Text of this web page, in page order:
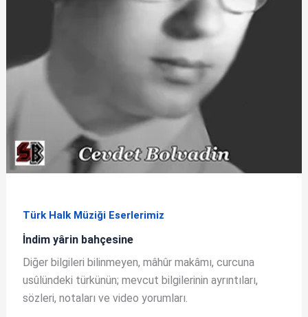
Türk Halk Müziği Eserlerimiz
İndim yârin bahçesine
Diğer bilgileri bilinmeyen, mâhûr makâmı, curcuna
usûlündeki türkünün; mevcut bilgilerinin ayrıntıları,
sözleri, notaları ve video yorumları.